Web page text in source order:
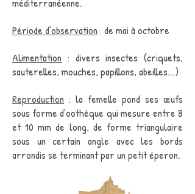
Période d’observation : de mai à octobre
Alimentation : divers insectes (criquets,
sauterelles, mouches, papillons, abeilles...)
Reproduction : la femelle pond ses œufs
sous forme d’oothèque qui mesure entre 8
et 10 mm de long, de forme triangulaire
sous un certain angle avec les bords
arrondis se terminant par un petit éperon.